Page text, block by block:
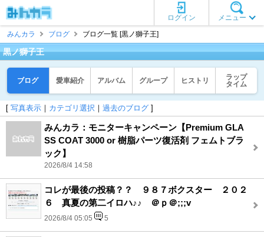
メニュー
ログイン
みんカラ
ブログ ブログ一覧 [黒ノ獅子王]
黒ノ獅子王
ブログ 愛車紹介 アルバム グループ ヒストリ
ラップ
タイム
[ 写真表示 ｜ カテゴリ選択 ｜ 過去のブログ ]
みんカラ：モニターキャンペーン【Premium GLA
SS COAT 3000 or 樹脂パーツ復活剤 フェムトブラ
ック】
2026/8/4 14:58
コレが最後の投稿？？ ９８７ボクスター ２０２
６ 真夏の第二イロハ♪♪ ＠ｐ＠;;;v
2026/8/4 05:05 5